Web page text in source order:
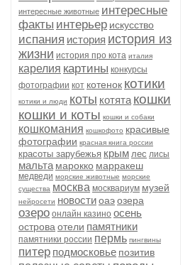
интересные животные интересные
факты интерьер искусство
испания история история из
жизни история про кота италия
карелия картины конкурсы
фотографии кот котенок котики
котики и люди коты котята кошки
кошки и коты кошки и собаки
кошкомания кошкофото красивые
фотографии красная книга россии
красоты зарубежья крым лес лисы
мальта марокко марракеш
медведи морские животные морские
существа москва москвариум музей
нейросети новостиоаэозера
озеро онлайн казино осень
острова отели памятники
памятники россии пермь пингвины
питер подмосковье позитив